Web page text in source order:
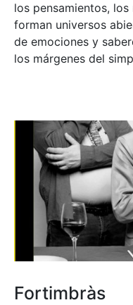
los pensamientos,
forman universos
de emociones y
los márgenes del
Fortimbràs